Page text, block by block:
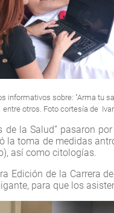
informativos sobre: "Arma tu
entre otros. Foto cortesía de
de la Salud” pasaron
la toma de medidas
así como citologías.
Edición de la Carrera
para que los